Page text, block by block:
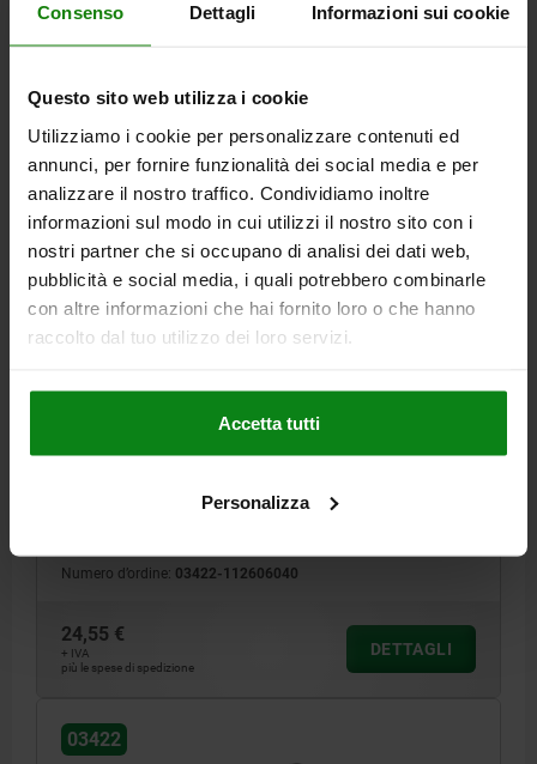
Consenso Dettagli Informazioni sui cookie
Questo sito web utilizza i cookie
Utilizziamo i cookie per personalizzare contenuti ed
annunci, per fornire funzionalità dei social media e per
analizzare il nostro traffico. Condividiamo inoltre
informazioni sul modo in cui utilizzi il nostro sito con i
nostri partner che si occupano di analisi dei dati web,
pubblicità e social media, i quali potrebbero combinarle
con altre informazioni che hai fornito loro o che hanno
raccolto dal tuo utilizzo dei loro servizi.
Accetta tutti
Personalizza
23,13 €
03422
DIAMETRO DEL PERNO=6 LUNGHEZZA=40
D4=26 L1=6,8 L2=25
Numero d’ordine: 03422-112606040
24,55 €
+ IVA
più le spese di spedizione
DETTAGLI
03422